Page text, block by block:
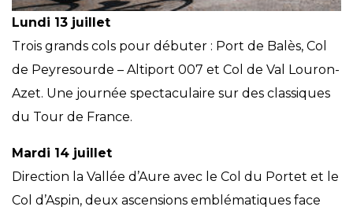
Lundi 13 juillet
Trois grands cols pour débuter : Port de Balès, Col
de Peyresourde – Altiport 007 et Col de Val Louron-
Azet. Une journée spectaculaire sur des classiques
du Tour de France.
Mardi 14 juillet
Direction la Vallée d’Aure avec le Col du Portet et le
Col d’Aspin, deux ascensions emblématiques face